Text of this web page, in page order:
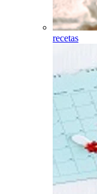
recetas